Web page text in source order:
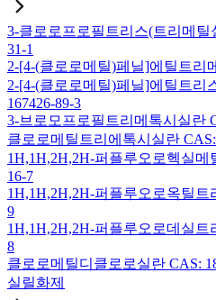
3-클로로프로필트리스(트리메틸
31-1
2-[4-(클로로메틸)페닐]에틸트리
2-[4-(클로로메틸)페닐]에틸트리
167426-89-3
3-브로모프로필트리메톡시실란
클로로메틸트리에톡시실란 CAS:
1H,1H,2H,2H-퍼플루오로헥실메
16-7
1H,1H,2H,2H-퍼플루오로옥틸트
9
1H,1H,2H,2H-퍼플루오로데실트
8
클로로메틸디클로로실란 CAS:
실릴화제